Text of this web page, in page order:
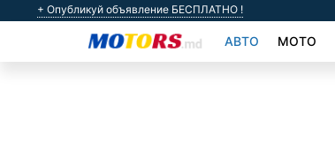
+ Опубликуй объявление БЕСПЛАТНО !
АВТО МОТО